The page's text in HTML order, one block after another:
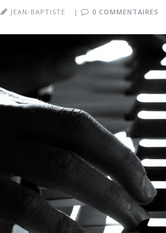
JEAN-BAPTISTE | 0 COMMENTAIRES